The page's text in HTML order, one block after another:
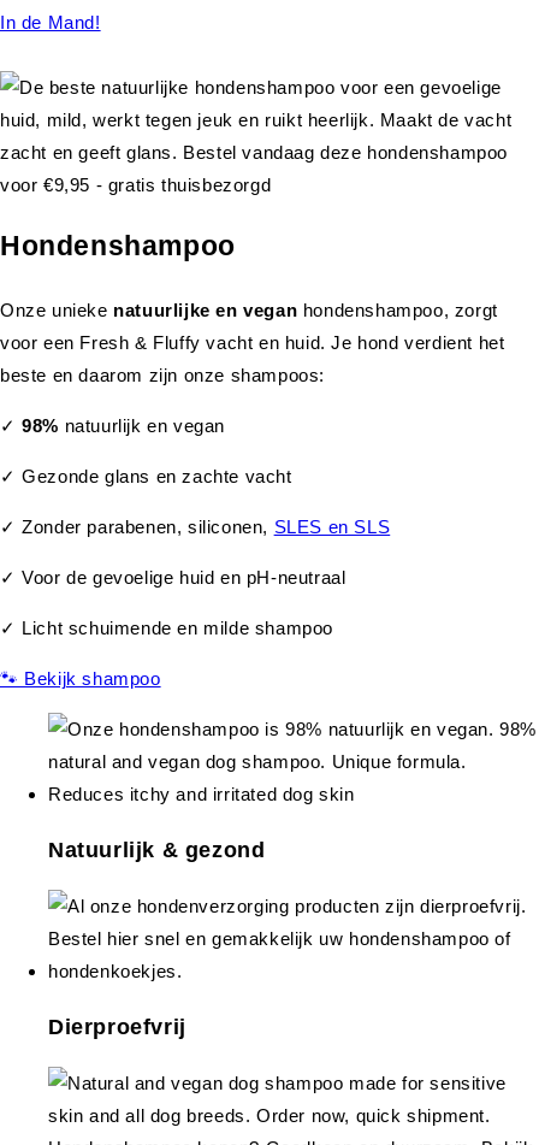
In de Mand!
Hondenshampoo
Onze unieke natuurlijke en vegan hondenshampoo, zorgt
voor een Fresh & Fluffy vacht en huid. Je hond verdient het
beste en daarom zijn onze shampoos:
✓98% natuurlijk en vegan
✓ Gezonde glans en zachte vacht
✓ Zonder parabenen, siliconen, SLES en SLS
✓ Voor de gevoelige huid en pH-neutraal
✓ Licht schuimende en milde shampoo
🐾 Bekijk shampoo
Natuurlijk & gezond
Dierproefvrij